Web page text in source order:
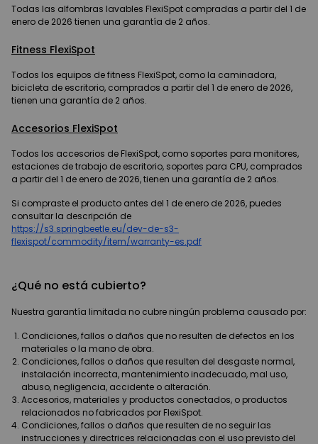
Todas las alfombras lavables FlexiSpot compradas a partir del 1 de
enero de 2026 tienen una garantía de 2 años.
Fitness FlexiSpot
Todos los equipos de fitness FlexiSpot, como la caminadora,
bicicleta de escritorio, comprados a partir del 1 de enero de 2026,
tienen una garantía de 2 años.
Accesorios FlexiSpot
Todos los accesorios de FlexiSpot, como soportes para monitores,
estaciones de trabajo de escritorio, soportes para CPU, comprados
a partir del 1 de enero de 2026, tienen una garantía de 2 años.
Si compraste el producto antes del 1 de enero de 2026, puedes
consultar la descripción de
https://s3.springbeetle.eu/dev-de-s3-
flexispot/commodity/item/warranty-es.pdf
¿Qué no está cubierto?
Nuestra garantía limitada no cubre ningún problema causado por:
Condiciones, fallos o daños que no resulten de defectos en los
materiales o la mano de obra.
Condiciones, fallos o daños que resulten del desgaste normal,
instalación incorrecta, mantenimiento inadecuado, mal uso,
abuso, negligencia, accidente o alteración.
Accesorios, materiales y productos conectados, o productos
relacionados no fabricados por FlexiSpot.
Condiciones, fallos o daños que resulten de no seguir las
instrucciones y directrices relacionadas con el uso previsto del